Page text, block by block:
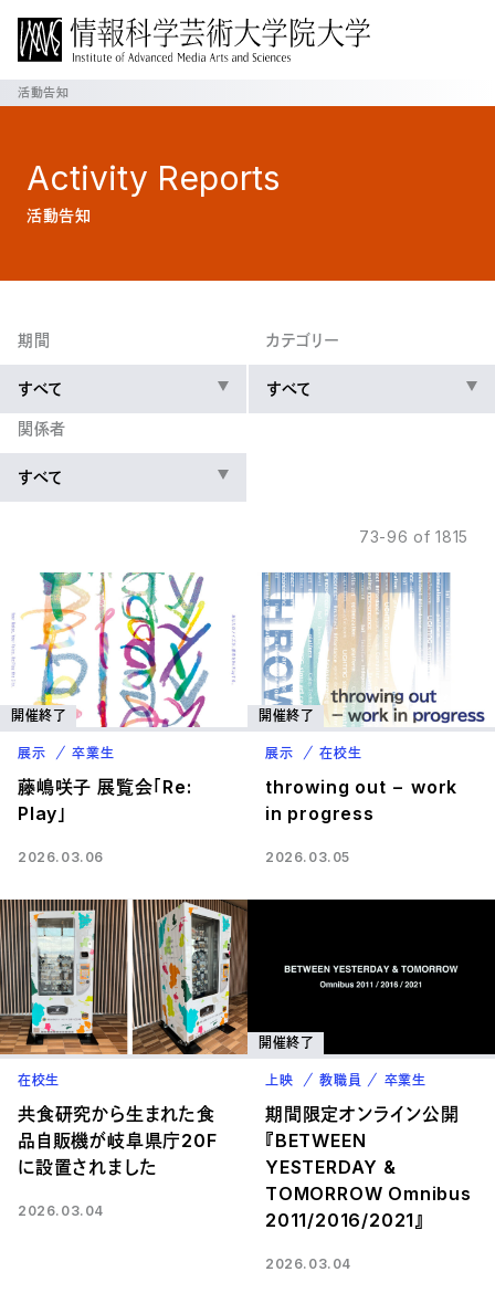
活動告知
Activity Reports
活動告知
期間
すべて
カテゴリー
すべて
関係者
すべて
73-96 of 1815
開催終了
展示 卒業生
藤嶋咲子 展覧会「Re:
Play」
2026.03.06
開催終了
展示 在校生
throwing out − work
in progress
2026.03.05
在校生
共食研究から生まれた食
品自販機が岐阜県庁20F
に設置されました
2026.03.04
開催終了
上映 教職員 卒業生
期間限定オンライン公開
『BETWEEN
YESTERDAY &
TOMORROW Omnibus
2011/2016/2021』
2026.03.04